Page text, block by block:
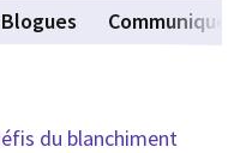
Blogues Communiqués
du blanchiment